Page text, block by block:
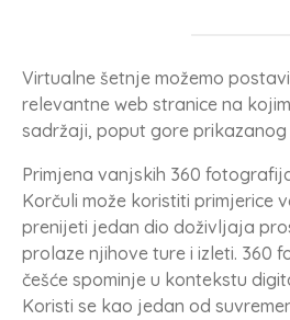
Virtualne šetnje možemo
relevantne web stranice na
sadržaji, poput gore prikazanog
Primjena vanjskih 360
Korčuli može koristiti primjerice
prenijeti jedan dio doživljaja
prolaze njihove ture i izleti. 360
češće spominje u kontekstu
Koristi se kao jedan od